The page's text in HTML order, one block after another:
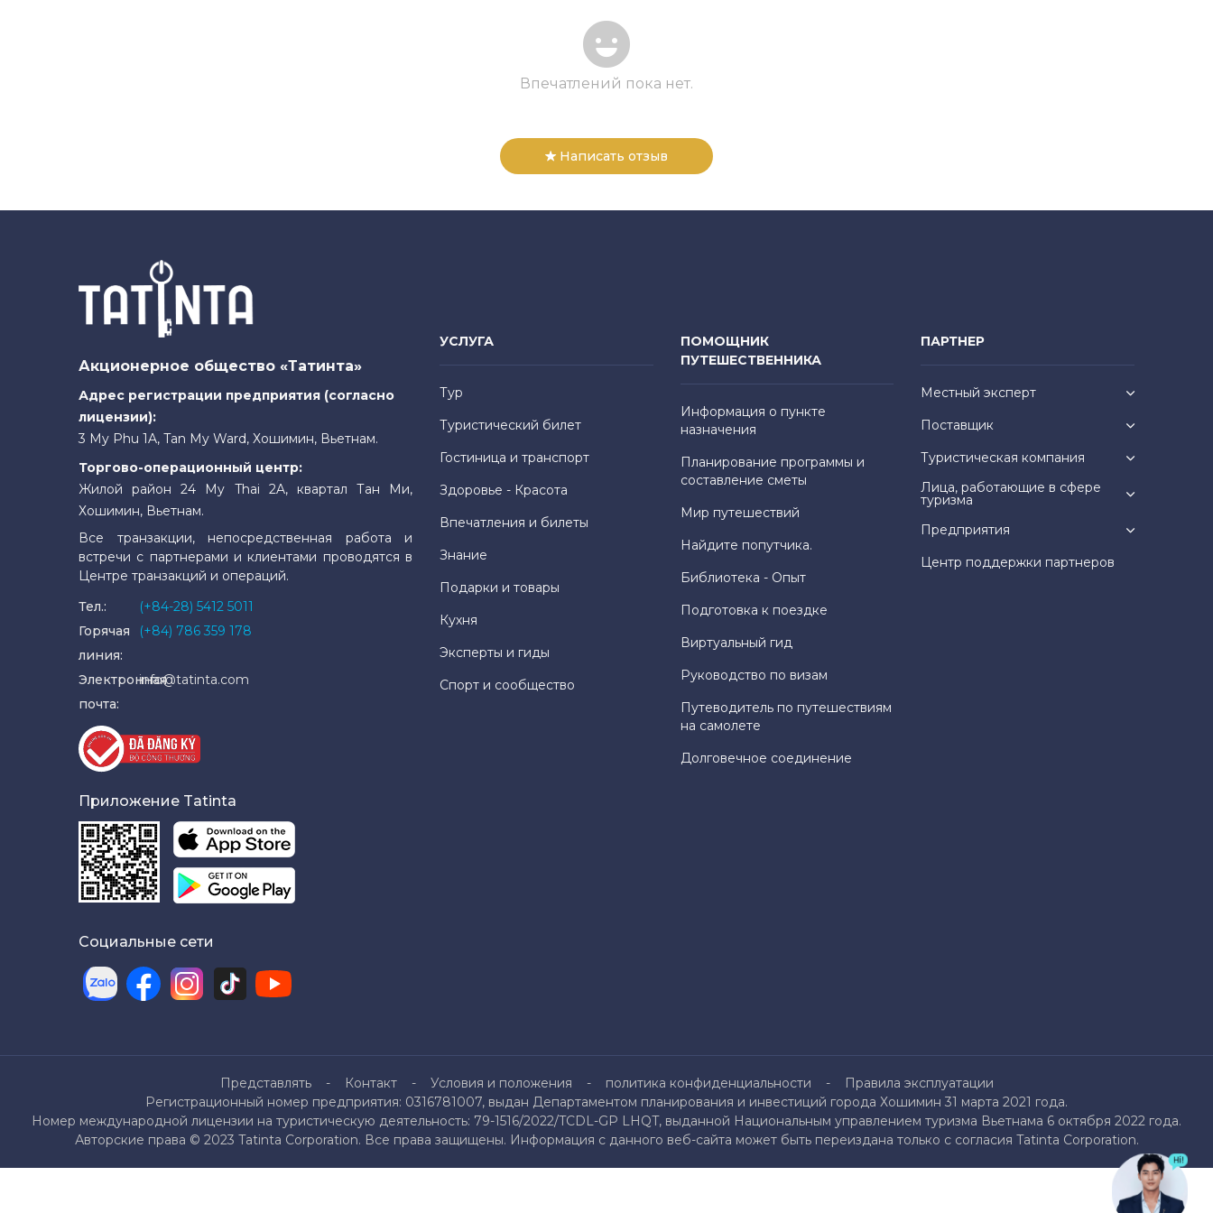
Впечатлений пока нет.
Написать отзыв
Акционерное общество «Татинта»
Адрес регистрации предприятия (согласно
лицензии):
3 My Phu 1A, Tan My Ward, Хошимин, Вьетнам.
Торгово-операционный центр:
Жилой район 24 My Thai 2A, квартал Тан Ми,
Хошимин, Вьетнам.
Все транзакции, непосредственная работа и
встречи с партнерами и клиентами проводятся в
Центре транзакций и операций.
Тел.:
(+84-28) 5412 5011
Горячая
линия:
(+84) 786 359 178
Электронная
почта:
info@tatinta.com
Приложение Tatinta
Социальные сети
УСЛУГА
Тур
Туристический билет
Гостиница и транспорт
Здоровье - Красота
Впечатления и билеты
Знание
Подарки и товары
Кухня
Эксперты и гиды
Спорт и сообщество
ПОМОЩНИК
ПУТЕШЕСТВЕННИКА
Информация о пункте
назначения
Планирование программы и
составление сметы
Мир путешествий
Найдите попутчика.
Библиотека - Опыт
Подготовка к поездке
Виртуальный гид
Руководство по визам
Путеводитель по путешествиям
на самолете
Долговечное соединение
ПАРТНЕР
Местный эксперт
Поставщик
Туристическая компания
Лица, работающие в сфере
туризма
Предприятия
Центр поддержки партнеров
Представлять Контакт Условия и положения политика конфиденциальности
Правила эксплуатации
Регистрационный номер предприятия: 0316781007, выдан Департаментом планирования и инвестиций города Хошимин 31 марта 2021 года.
Номер международной лицензии на туристическую деятельность: 79-1516/2022/TCDL-GP LHQT, выданной Национальным управлением туризма Вьетнама 6 октября 2022 года.
Авторские права © 2023 Tatinta Corporation. Все права защищены. Информация с данного веб-сайта может быть переиздана только с согласия Tatinta Corporation.